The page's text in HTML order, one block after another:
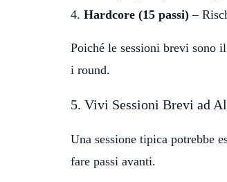
Hardcore (15 passi) –
Poiché le sessioni brevi sono
i round.
5. Vivi Sessioni Brevi ad
Una sessione tipica potrebbe
fare passi avanti.